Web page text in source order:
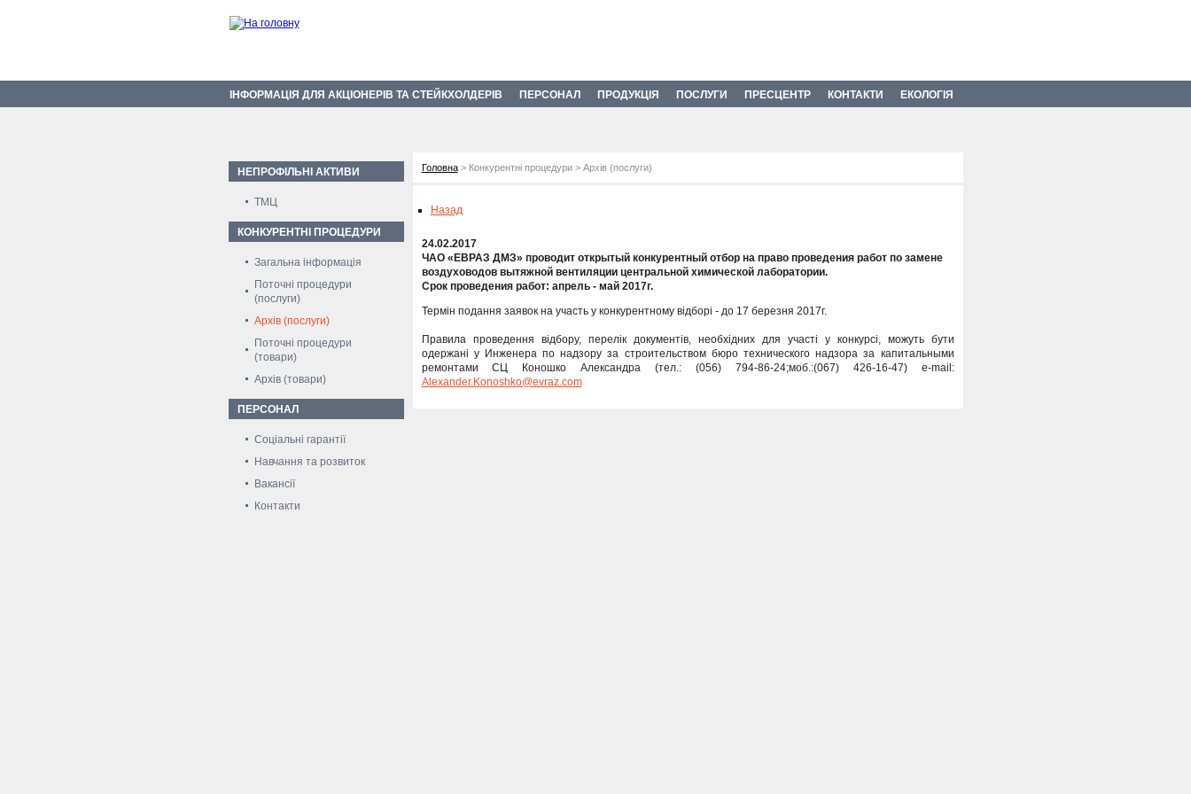
ІНФОРМАЦІЯ ДЛЯ АКЦІОНЕРІВ ТА СТЕЙКХОЛДЕРІВ ПЕРСОНАЛ ПРОДУКЦІЯ ПОСЛУГИ ПРЕСЦЕНТР КОНТАКТИ ЕКОЛОГІЯ
НЕПРОФІЛЬНІ АКТИВИ
ТМЦ
КОНКУРЕНТНІ ПРОЦЕДУРИ
Загальна інформація
Поточні процедури
(послуги)
Архів (послуги)
Поточні процедури
(товари)
Архів (товари)
ПЕРСОНАЛ
Соціальні гарантії
Навчання та розвиток
Вакансії
Контакти
Головна> Конкурентні процедури > Архів (послуги)
Назад
24.02.2017
ЧАО «ЕВРАЗ ДМЗ» проводит открытый конкурентный отбор на право проведения работ по замене
воздуховодов вытяжной вентиляции центральной химической лаборатории.
Срок проведения работ: апрель - май 2017г.
Термін подання заявок на участь у конкурентному відборі - до 17 березня 2017г.
Правила проведення відбору, перелік документів, необхідних для участі у конкурсі, можуть бути
одержані у Инженера по надзору за строительством бюро технического надзора за капитальными
ремонтами СЦ Коношко Александра (тел.: (056) 794-86-24;моб.:(067) 426-16-47) e-mail:
Alexander.Konoshko@evraz.com